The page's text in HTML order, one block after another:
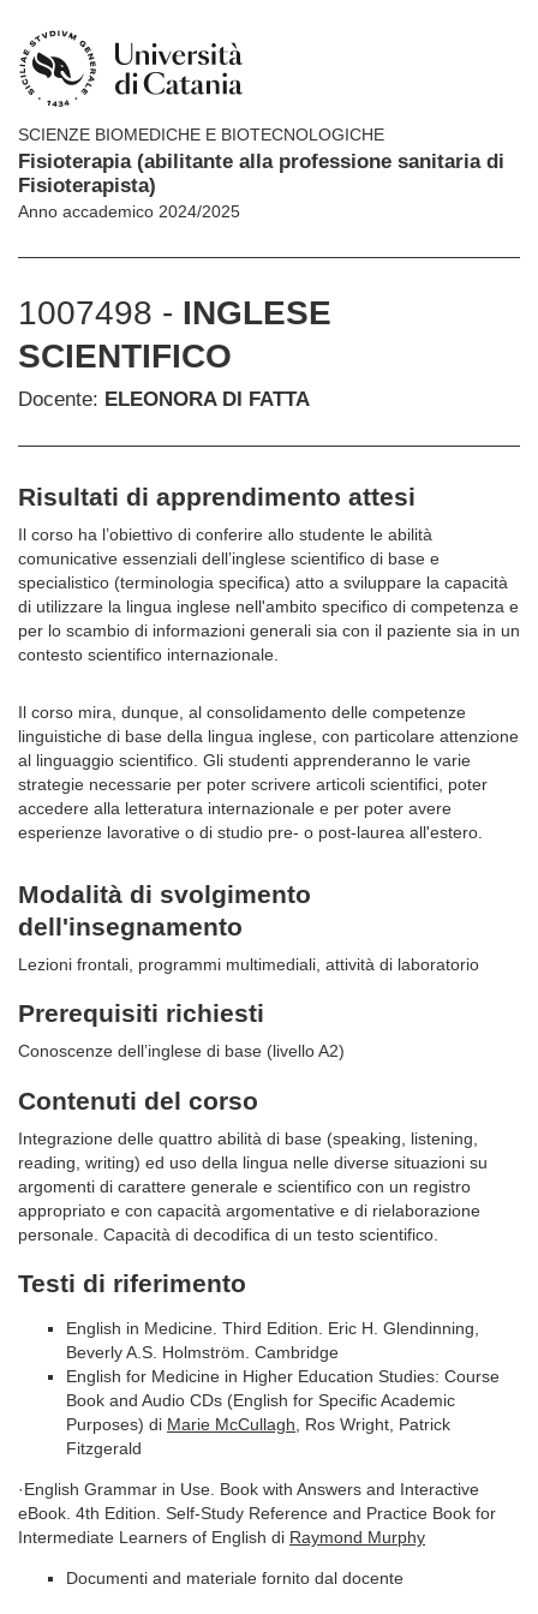
SCIENZE BIOMEDICHE E BIOTECNOLOGICHE
Fisioterapia (abilitante alla professione sanitaria di
Fisioterapista)
Anno accademico 2024/2025
1007498 - INGLESE
SCIENTIFICO
Docente: ELEONORA DI FATTA
Risultati di apprendimento attesi
Il corso ha l’obiettivo di conferire allo studente le abilità
comunicative essenziali dell’inglese scientifico di base e
specialistico (terminologia specifica) atto a sviluppare la capacità
di utilizzare la lingua inglese nell'ambito specifico di competenza e
per lo scambio di informazioni generali sia con il paziente sia in un
contesto scientifico internazionale.
Il corso mira, dunque, al consolidamento delle competenze
linguistiche di base della lingua inglese, con particolare attenzione
al linguaggio scientifico. Gli studenti apprenderanno le varie
strategie necessarie per poter scrivere articoli scientifici, poter
accedere alla letteratura internazionale e per poter avere
esperienze lavorative o di studio pre- o post-laurea all'estero.
Modalità di svolgimento
dell'insegnamento
Lezioni frontali, programmi multimediali, attività di laboratorio
Prerequisiti richiesti
Conoscenze dell’inglese di base (livello A2)
Contenuti del corso
Integrazione delle quattro abilità di base (speaking, listening,
reading, writing) ed uso della lingua nelle diverse situazioni su
argomenti di carattere generale e scientifico con un registro
appropriato e con capacità argomentative e di rielaborazione
personale. Capacità di decodifica di un testo scientifico.
Testi di riferimento
English in Medicine. Third Edition. Eric H. Glendinning,
Beverly A.S. Holmström. Cambridge
English for Medicine in Higher Education Studies: Course
Book and Audio CDs (English for Specific Academic
Purposes) di Marie McCullagh, Ros Wright, Patrick
Fitzgerald
·English Grammar in Use. Book with Answers and Interactive
eBook. 4th Edition. Self-Study Reference and Practice Book for
Intermediate Learners of English di Raymond Murphy
Documenti and materiale fornito dal docente